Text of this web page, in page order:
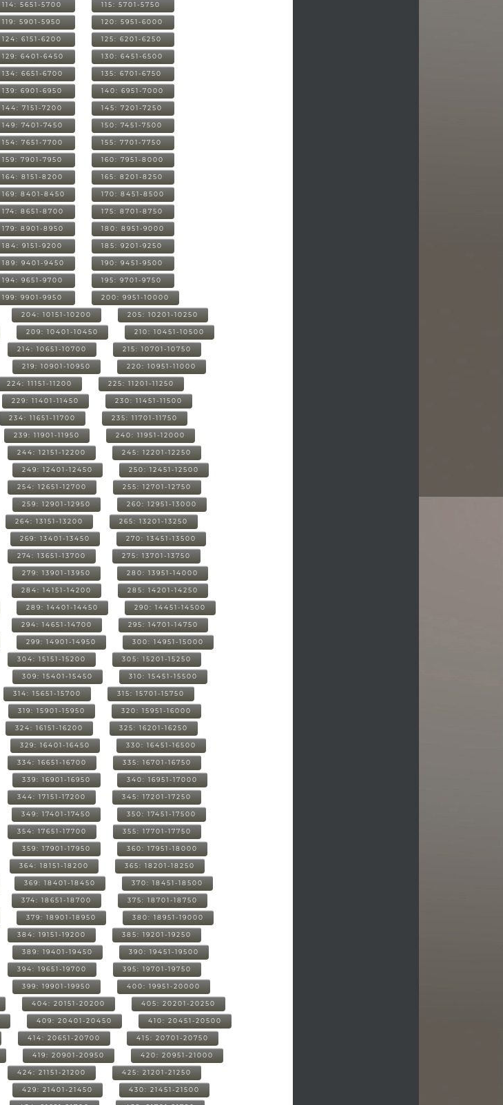
114: 5651-5700 115: 5701-5750
119: 5901-5950 120: 5951-6000
124: 6151-6200 125: 6201-6250
129: 6401-6450 130: 6451-6500
134: 6651-6700 135: 6701-6750
139: 6901-6950 140: 6951-7000
144: 7151-7200 145: 7201-7250
149: 7401-7450 150: 7451-7500
154: 7651-7700 155: 7701-7750
159: 7901-7950 160: 7951-8000
164: 8151-8200 165: 8201-8250
169: 8401-8450 170: 8451-8500
174: 8651-8700 175: 8701-8750
179: 8901-8950 180: 8951-9000
184: 9151-9200 185: 9201-9250
189: 9401-9450 190: 9451-9500
194: 9651-9700 195: 9701-9750
199: 9901-9950 200: 9951-10000
204: 10151-10200 205: 10201-10250
209: 10401-10450 210: 10451-10500
214: 10651-10700 215: 10701-10750
219: 10901-10950 220: 10951-11000
224: 11151-11200 225: 11201-11250
229: 11401-11450 230: 11451-11500
234: 11651-11700 235: 11701-11750
239: 11901-11950 240: 11951-12000
244: 12151-12200 245: 12201-12250
249: 12401-12450 250: 12451-12500
254: 12651-12700 255: 12701-12750
259: 12901-12950 260: 12951-13000
264: 13151-13200 265: 13201-13250
269: 13401-13450 270: 13451-13500
274: 13651-13700 275: 13701-13750
279: 13901-13950 280: 13951-14000
284: 14151-14200 285: 14201-14250
289: 14401-14450 290: 14451-14500
294: 14651-14700 295: 14701-14750
299: 14901-14950 300: 14951-15000
304: 15151-15200 305: 15201-15250
309: 15401-15450 310: 15451-15500
314: 15651-15700 315: 15701-15750
319: 15901-15950 320: 15951-16000
324: 16151-16200 325: 16201-16250
329: 16401-16450 330: 16451-16500
334: 16651-16700 335: 16701-16750
339: 16901-16950 340: 16951-17000
344: 17151-17200 345: 17201-17250
349: 17401-17450 350: 17451-17500
354: 17651-17700 355: 17701-17750
359: 17901-17950 360: 17951-18000
364: 18151-18200 365: 18201-18250
369: 18401-18450 370: 18451-18500
374: 18651-18700 375: 18701-18750
379: 18901-18950 380: 18951-19000
384: 19151-19200 385: 19201-19250
389: 19401-19450 390: 19451-19500
394: 19651-19700 395: 19701-19750
399: 19901-19950 400: 19951-20000
404: 20151-20200 405: 20201-20250
409: 20401-20450 410: 20451-20500
414: 20651-20700 415: 20701-20750
419: 20901-20950 420: 20951-21000
424: 21151-21200 425: 21201-21250
429: 21401-21450 430: 21451-21500